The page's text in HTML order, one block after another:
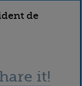
de
it!